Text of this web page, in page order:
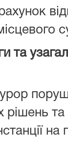
та
рішень